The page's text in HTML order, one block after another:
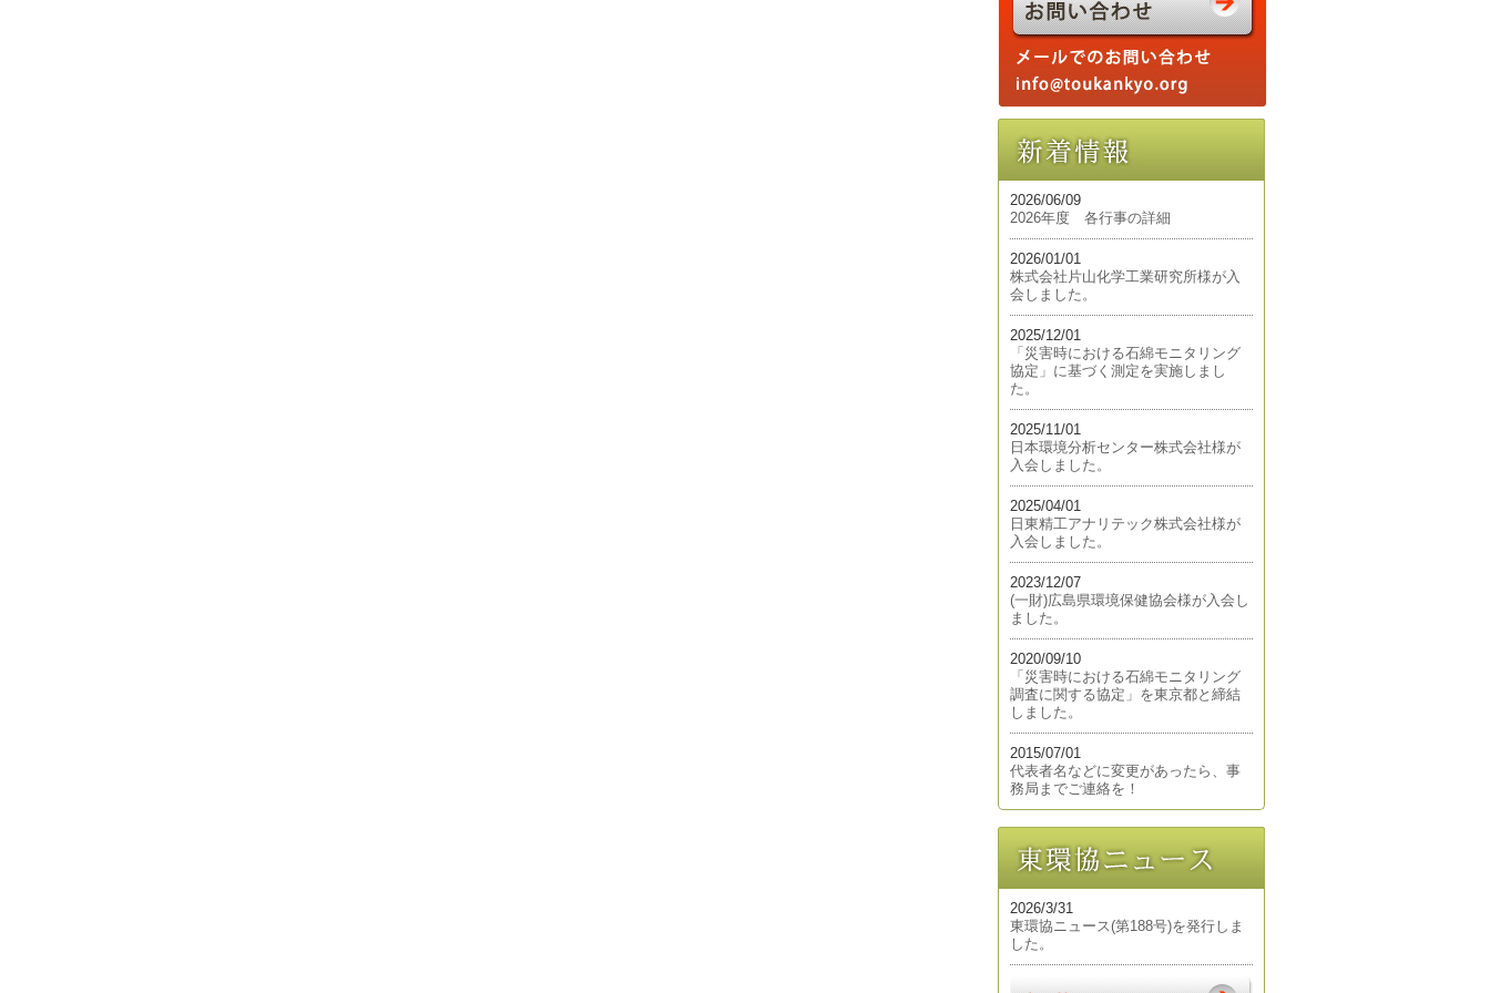
2026/06/09
2026年度 各行事の詳細
2026/01/01
株式会社片山化学工業研究所様が入
会しました。
2025/12/01
「災害時における石綿モニタリング
協定」に基づく測定を実施しまし
た。
2025/11/01
日本環境分析センター株式会社様が
入会しました。
2025/04/01
日東精工アナリテック株式会社様が
入会しました。
2023/12/07
(一財)広島県環境保健協会様が入会し
ました。
2020/09/10
「災害時における石綿モニタリング
調査に関する協定」を東京都と締結
しました。
2015/07/01
代表者名などに変更があったら、事
務局までご連絡を！
2026/3/31
東環協ニュース(第188号)を発行しま
した。